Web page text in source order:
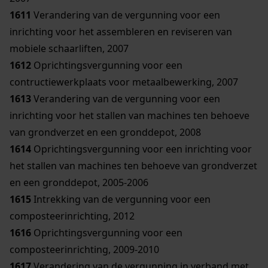
1611 Verandering van de vergunning voor een
inrichting voor het assembleren en reviseren van
mobiele schaarliften, 2007
1612 Oprichtingsvergunning voor een
contructiewerkplaats voor metaalbewerking, 2007
1613Verandering van de vergunning voor een
inrichting voor het stallen van machines ten behoeve
van grondverzet en een gronddepot, 2008
1614 Oprichtingsvergunning voor een inrichting voor
het stallen van machines ten behoeve van grondverzet
en een gronddepot, 2005-2006
1615 Intrekking van de vergunning voor een
composteerinrichting, 2012
1616 Oprichtingsvergunning voor een
composteerinrichting, 2009-2010